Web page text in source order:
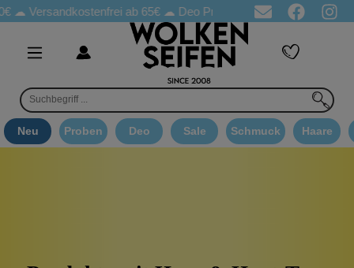
Versandkostenfrei ab 65€ ☁ Deo Proben in jeder Bestellung
Neu Proben Deo Sale Schmuck Haare